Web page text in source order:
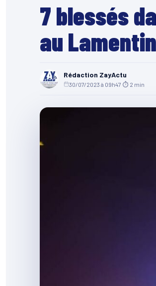
7 blessés
au
Rédaction ZayActu
30/07/2023 à 09h47 ⏱ 2 min